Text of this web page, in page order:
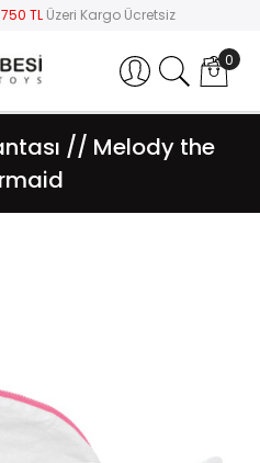
TL Üzeri Kargo Ücretsiz
Hesabım 0
// Melody the